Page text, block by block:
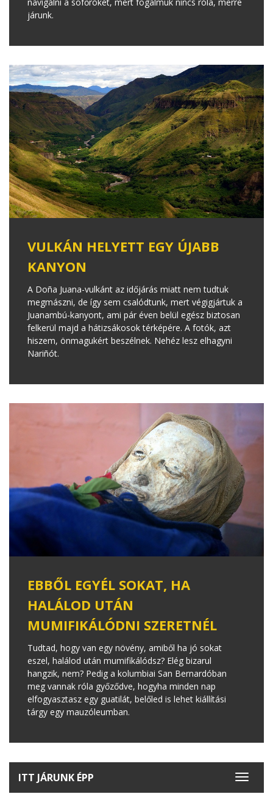
járunk.
VULKÁN HELYETT EGY ÚJABB
KANYON
A Doña Juana-vulkánt az időjárás miatt nem tudtuk
megmászni, de így sem csalódtunk, mert végigjártuk a
Juanambú-kanyont, ami pár éven belül egész biztosan
felkerül majd a hátizsákosok térképére. A fotók, azt
hiszem, önmagukért beszélnek. Nehéz lesz elhagyni
Nariñót.
EBBŐL EGYÉL SOKAT, HA
HALÁLOD UTÁN
MUMIFIKÁLÓDNI SZERETNÉL
Tudtad, hogy van egy növény, amiből ha jó sokat
eszel, halálod után mumifikálódsz? Elég bizarul
hangzik, nem? Pedig a kolumbiai San Bernardóban
meg vannak róla győződve, hogyha minden nap
elfogyasztasz egy guatilát, belőled is lehet kiállítási
tárgy egy mauzóleumban.
Toggle
ITT JÁRUNK ÉPP